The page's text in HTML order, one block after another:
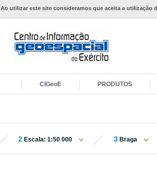
Ao utilizar este site consideramos que aceita a utilização
CIGeoE PRODUTOS
2 Escala: 1:50 000 3 Braga